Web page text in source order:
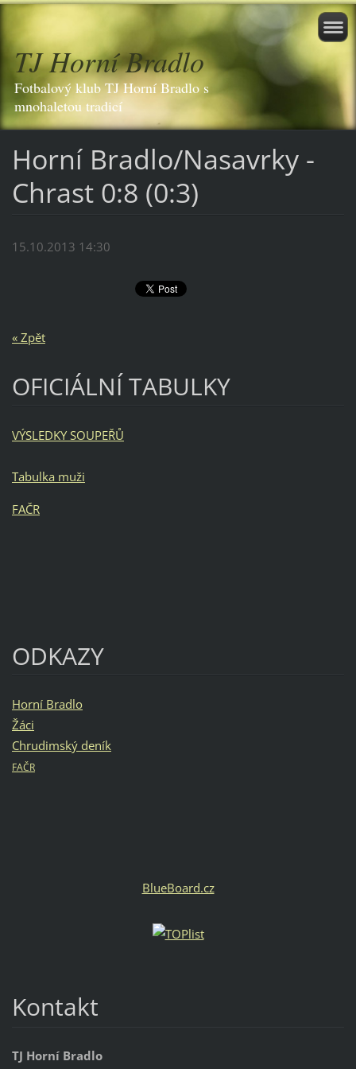
TJ Horní Bradlo
Fotbalový klub TJ Horní Bradlo s
mnohaletou tradicí
Horní Bradlo/Nasavrky -
Chrast 0:8 (0:3)
15.10.2013 14:30
« Zpět
OFICIÁLNÍ TABULKY
VÝSLEDKY SOUPEŘŮ
Tabulka muži
FAČR
ODKAZY
Horní Bradlo
Žáci
Chrudimský deník
FAČR
BlueBoard.cz
Kontakt
TJ Horní Bradlo